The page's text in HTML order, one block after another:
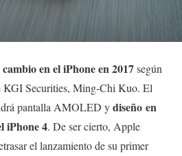
en el iPhone en 2017según
KGI Securities, Ming-Chi Kuo. El
pantalla AMOLED ydiseño en
iPhone 4. De ser cierto, Apple
el lanzamiento de su primer